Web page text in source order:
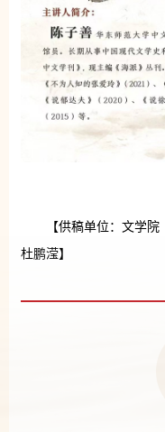
【供稿单位：文学
杜鹏滢】